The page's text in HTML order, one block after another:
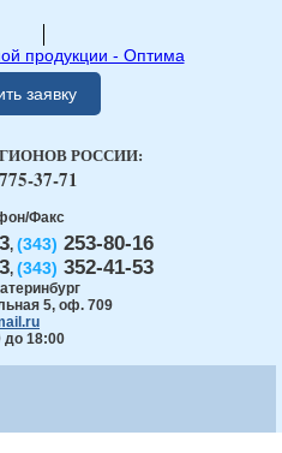
заявку
Факс
, (343) 253-80-16
, (343) 352-41-53
5, оф. 709
до 18:00
РОССИИ:
37-71